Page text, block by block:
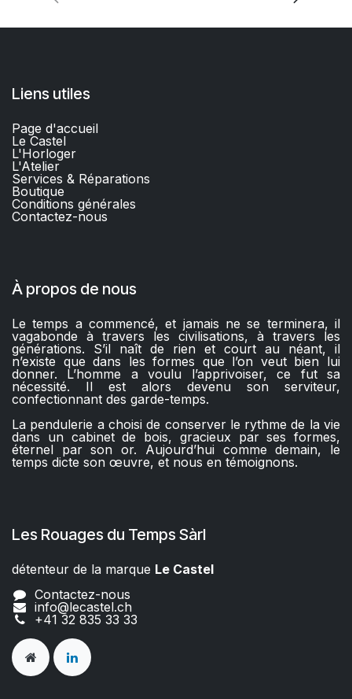
Liens utiles
Page d'accueil
Le Castel
L'Horloger
L'Atelier
Services & Réparations
Boutique
Conditions générales
Contactez-nous​
À propos de nous
Le temps a commencé, et jamais ne se terminera, il
vagabonde à travers les civilisations, à travers les
générations. S’il naît de rien et court au néant, il
n’existe que dans les formes que l’on veut bien lui
donner. L’homme a voulu l’apprivoiser, ce fut sa
nécessité. Il est alors devenu son serviteur,
confectionnant des garde-temps.
La pendulerie a choisi de conserver le rythme de la vie
dans un cabinet de bois, gracieux par ses formes,
éternel par son or. Aujourd’hui comme demain, le
temps dicte son œuvre, et nous en témoignons.
Les Rouages du Temps Sàrl
détenteur de la marque Le Castel​​
Contactez-nous
info@lecastel.ch
+41 32 835 33 33